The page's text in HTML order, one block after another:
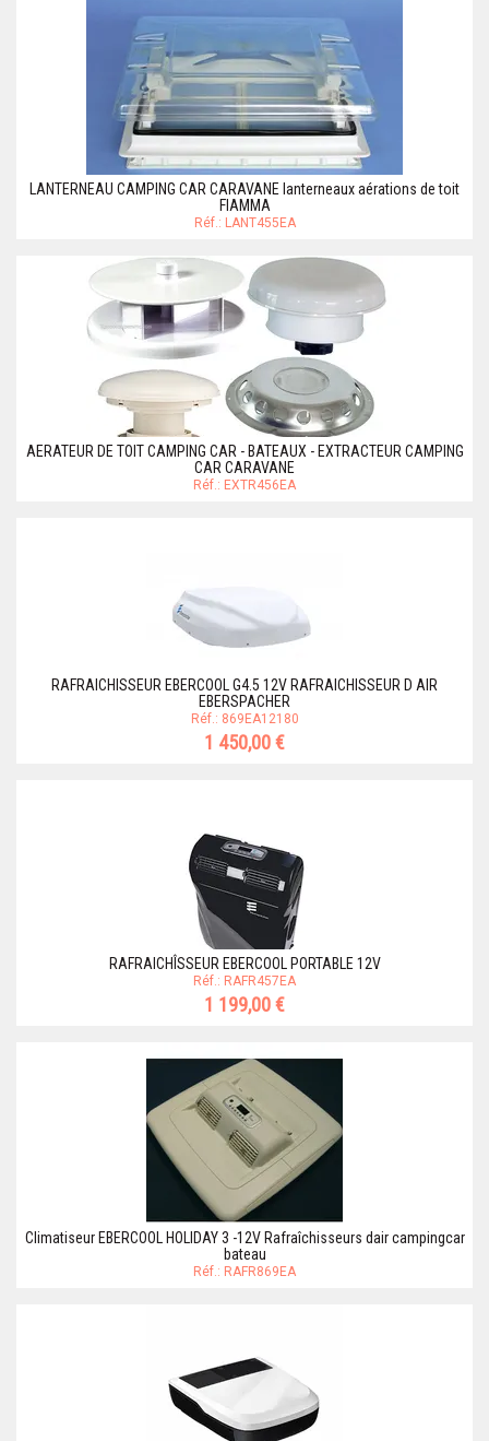
LANTERNEAU CAMPING CAR CARAVANE lanterneaux aérations de toit
FIAMMA
Réf.: LANT455EA
AERATEUR DE TOIT CAMPING CAR - BATEAUX - EXTRACTEUR CAMPING
CAR CARAVANE
Réf.: EXTR456EA
RAFRAICHISSEUR EBERCOOL G4.5 12V RAFRAICHISSEUR D AIR
EBERSPACHER
Réf.: 869EA12180
1 450,00 €
RAFRAICHÎSSEUR EBERCOOL PORTABLE 12V
Réf.: RAFR457EA
1 199,00 €
Climatiseur EBERCOOL HOLIDAY 3 -12V Rafraîchisseurs dair campingcar
bateau
Réf.: RAFR869EA